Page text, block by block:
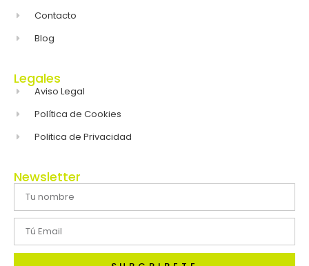
Contacto
Blog
Legales
Aviso Legal
Política de Cookies
Politica de Privacidad
Newsletter